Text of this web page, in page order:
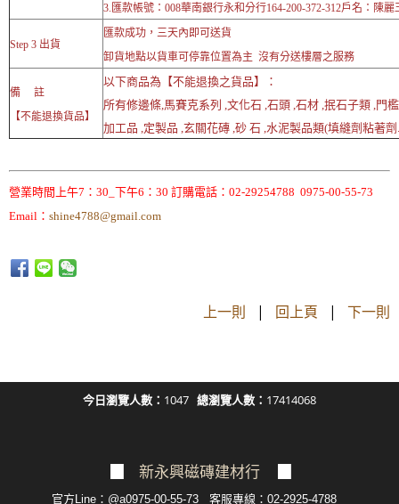
3.匯款帳號：008華南銀行永和分行164-200-372-312戶名：陳麗
Step 3 出貨
匯款成功，三天內即可送貨
卸貨地點以貨車可停靠位置為主 沒有分送樓層之服務
備 註
【不能退換貨品】
以下商品為【不能退換之貨品】：
所有修邊條,馬賽克系列 ,文化石 ,石頭 ,石材 ,抿石子類 ,門
加工品 ,定製品 ,玄關花磚 ,砂 石 ,水泥製品類(填縫劑粘著劑
營業時間上午7：30_下午6：30 訂購電話：02-29254788 0975-00-55-73
Email： shine4788@gmail.com
上一則 | 回上頁 | 下一則
今日瀏覽人數： 1047 總瀏覽人數： 17414068
新永興磁磚建材行
官方Line：@a0975-00-55-73 客服專線：02-2925-4788